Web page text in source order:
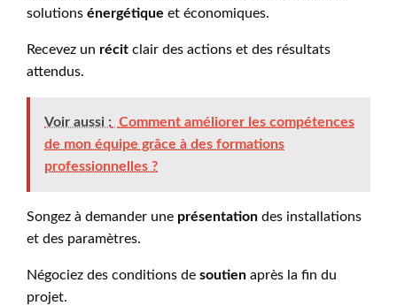
solutions énergétique et économiques.
Recevez un récit clair des actions et des résultats
attendus.
Voir aussi : Comment améliorer les compétences
de mon équipe grâce à des formations
professionnelles ?
Songez à demander une présentation des installations
et des paramètres.
Négociez des conditions de soutien après la fin du
projet.